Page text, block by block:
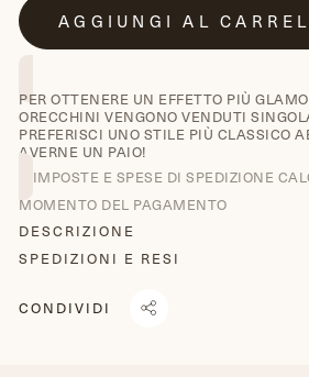
AGGIUNGI AL
PER OTTENERE UN EFFETTO PIÙ
ORECCHINI VENGONO VENDUTI
PREFERISCI UNO STILE PIÙ CLASSICO
AVERNE UN PAIO!
IMPOSTE E SPESE DI SPEDIZIONE
MOMENTO DEL PAGAMENTO
DESCRIZIONE
SPEDIZIONI E RESI
CONDIVIDI